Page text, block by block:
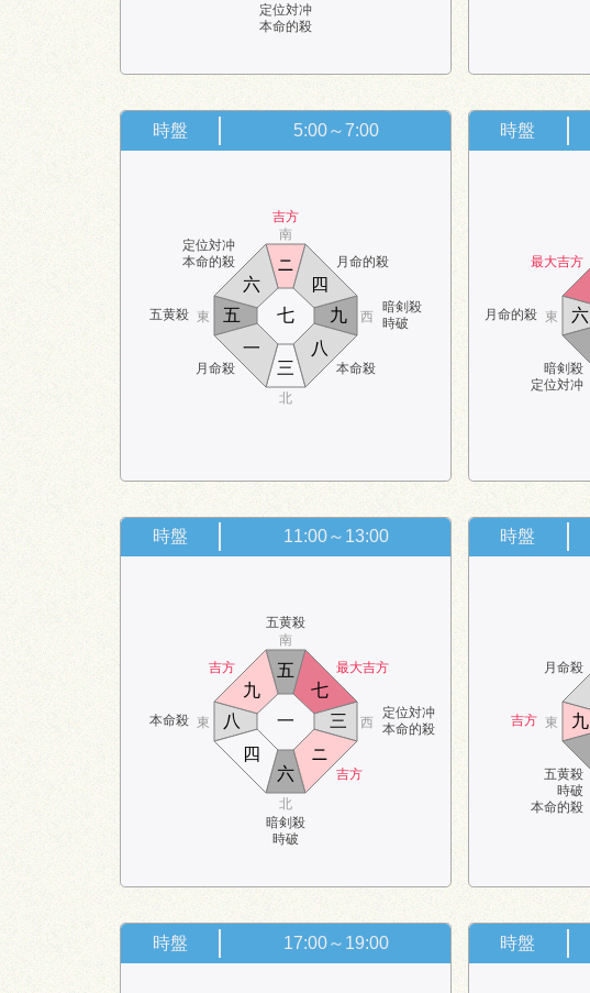
定位対冲
本命的殺
時盤 5:00～7:00
定位対冲
本命的殺
吉方
月命的殺
五黄殺
暗剣殺
時破
月命殺 本命殺
南
北
東 西
三
四
五
六
七
八
九
一
ニ
時盤
最大吉方
月命的殺
暗剣殺
定位対冲
東
六
時盤 11:00～13:00
吉方
五黄殺
最大吉方
本命殺
定位対冲
本命的殺
暗剣殺
時破
吉方
南
北
東 西
六
七
八
九
一
ニ
三
四
五
時盤
月命殺
吉方
五黄殺
時破
本命的殺
東
九
時盤 17:00～19:00 時盤